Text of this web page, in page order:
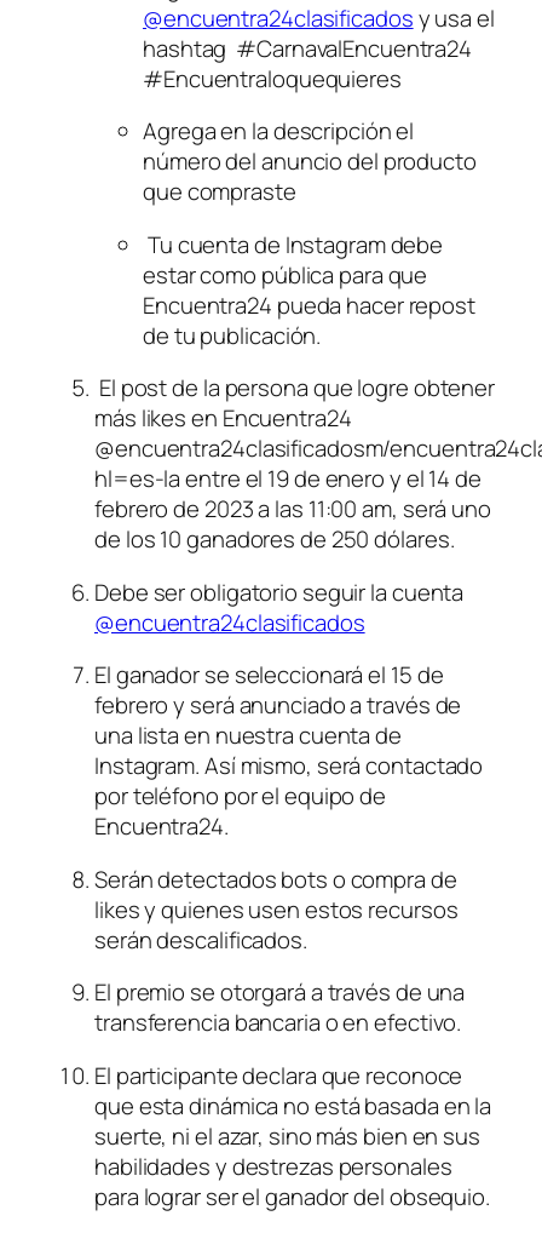
@encuentra24clasificados y usa el
hashtag  #CarnavalEncuentra24
#Encuentraloquequieres
Agrega en la descripción el
número del anuncio del producto
que compraste
Tu cuenta de Instagram debe
estar como pública para que
Encuentra24 pueda hacer repost
de tu publicación.
más likes en Encuentra24
@encuentra24clasificadosm/
hl=es-la entre el 19 de enero y el 14 de
febrero de 2023 a las 11:00 am, será uno
de los 10 ganadores de 250 dólares.
@encuentra24clasificados
El ganador se seleccionará el 15 de
febrero y será anunciado a través de
una lista en nuestra cuenta de
Instagram. Así mismo, será contactado
por teléfono por el equipo de
Encuentra24.
Serán detectados bots o compra de
likes y quienes usen estos recursos
serán descalificados.
El premio se otorgará a través de una
transferencia bancaria o en efectivo.
El participante declara que reconoce
que esta dinámica no está basada en la
suerte, ni el azar, sino más bien en sus
habilidades y destrezas personales
para lograr ser el ganador del obsequio.